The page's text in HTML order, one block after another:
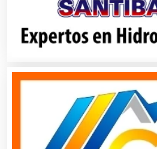
Artículos de Oficina
Artículos Deportivos
Artículos Importados